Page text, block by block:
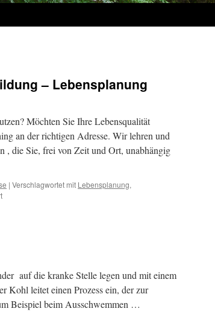
– Lebensplanung
Möchten Sie Ihre Lebensqualität
an der richtigen Adresse. Wir lehren und
, die Sie, frei von Zeit und Ort, unabhängig
| Verschlagwortet mit Lebensplanung,
für
auf die kranke Stelle legen und mit einem
Kohl leitet einen Prozess ein, der zur
Beispiel beim Ausschwemmen …